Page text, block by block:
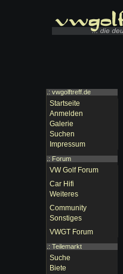
.: vwgolftreff.de
Startseite
Anmelden
Galerie
Suchen
Impressum
.: Forum
VW Golf Forum
Car Hifi
Weiteres
Community
Sonstiges
VWGT Forum
.: Teilemarkt
Suche
Biete